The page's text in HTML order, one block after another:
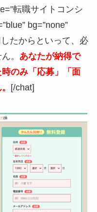
転職サイトコンシ
bg=”none”
たからといって、 必
。 あなたが納得で
のみ「応募」「面
[/chat]